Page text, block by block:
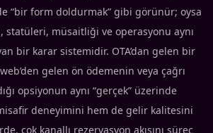
“bir form doldurmak” gibi görünür; oysa
statüleri, müsaitliği ve operasyonu aynı
bir karar sistemidir. OTA’dan gelen bir
gelen ön ödemenin veya çağrı
opsiyonun aynı “gerçek” üzerinde
deneyimini hem de gelir kalitesini
çok kanallı rezervasyon akışını süreç